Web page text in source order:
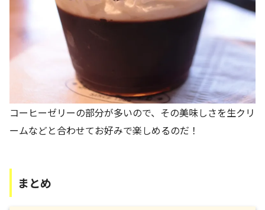
コーヒーゼリーの部分が多いので、その美味しさを生クリ
ームなどと合わせてお好みで楽しめるのだ！
まとめ